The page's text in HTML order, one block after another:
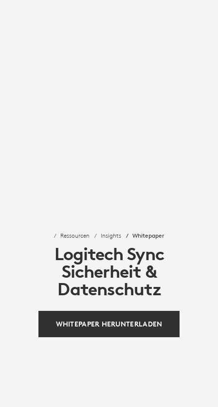
Ressourcen Insights Whitepaper
Logitech Sync
Sicherheit &
Datenschutz
WHITEPAPER HERUNTERLADEN